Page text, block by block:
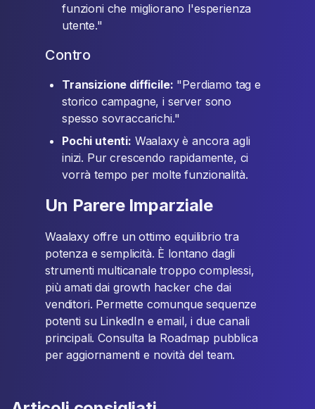
funzioni che migliorano l'esperienza
utente."
Contro
Transizione difficile: "Perdiamo tag e
storico campagne, i server sono
spesso sovraccarichi."
Pochi utenti: Waalaxy è ancora agli
inizi. Pur crescendo rapidamente, ci
vorrà tempo per molte funzionalità.
Un Parere Imparziale
Waalaxy offre un ottimo equilibrio tra
potenza e semplicità. È lontano dagli
strumenti multicanale troppo complessi,
più amati dai growth hacker che dai
venditori. Permette comunque sequenze
potenti su LinkedIn e email, i due canali
principali. Consulta la Roadmap pubblica
per aggiornamenti e novità del team.